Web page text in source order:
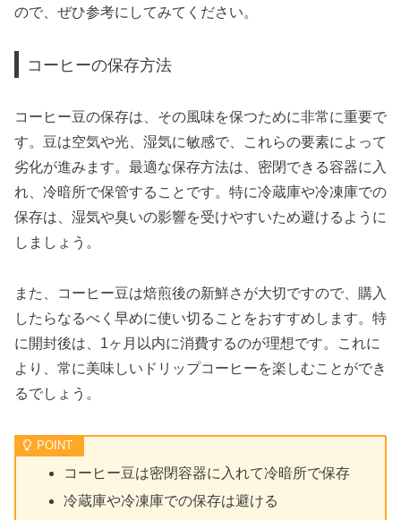
ので、ぜひ参考にしてみてください。
コーヒーの保存方法
コーヒー豆の保存は、その風味を保つために非常に重要で
す。豆は空気や光、湿気に敏感で、これらの要素によって
劣化が進みます。最適な保存方法は、密閉できる容器に入
れ、冷暗所で保管することです。特に冷蔵庫や冷凍庫での
保存は、湿気や臭いの影響を受けやすいため避けるように
しましょう。
また、コーヒー豆は焙煎後の新鮮さが大切ですので、購入
したらなるべく早めに使い切ることをおすすめします。特
に開封後は、1ヶ月以内に消費するのが理想です。これに
より、常に美味しいドリップコーヒーを楽しむことができ
るでしょう。
コーヒー豆は密閉容器に入れて冷暗所で保存
冷蔵庫や冷凍庫での保存は避ける